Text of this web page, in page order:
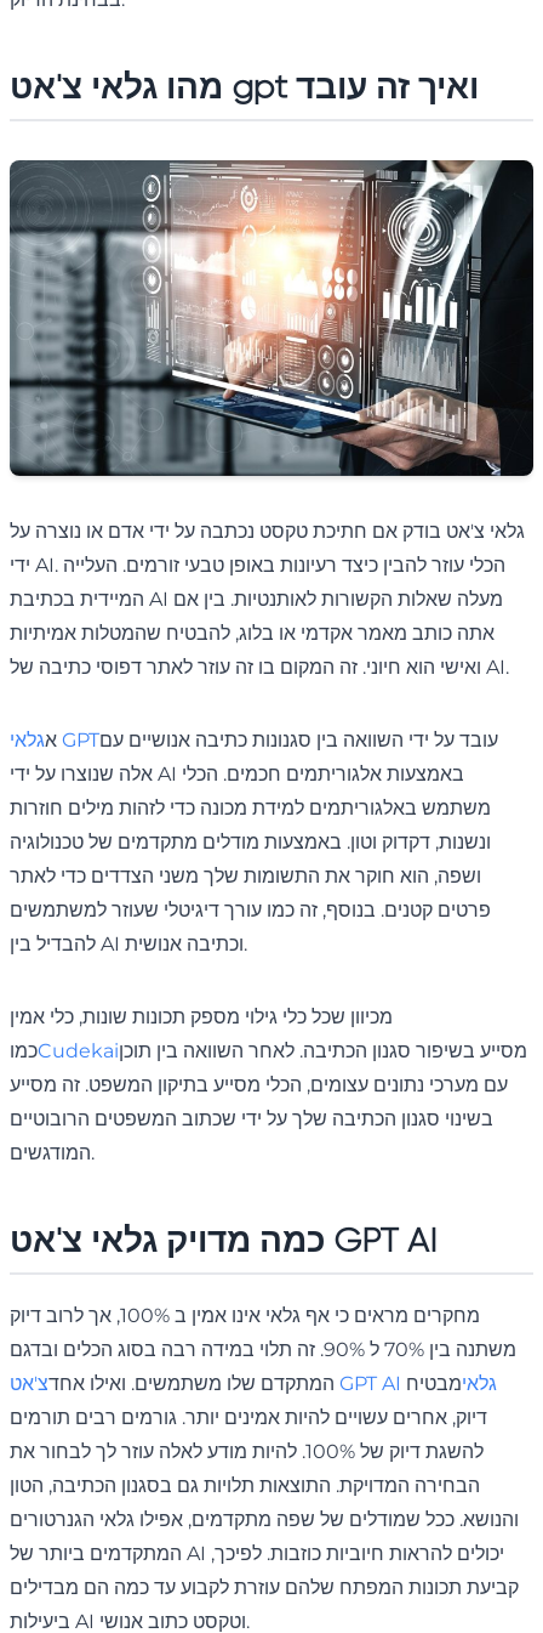
מהו גלאי צ'אט gpt ואיך זה עובד
גלאי צ'אט בודק אם חתיכת טקסט נכתבה על ידי אדם או נוצרה על
ידי AI. הכלי עוזר להבין כיצד רעיונות באופן טבעי זורמים. העלייה
המיידית בכתיבת AI מעלה שאלות הקשורות לאותנטיות. בין אם
אתה כותב מאמר אקדמי או בלוג, להבטיח שהמטלות אמיתיות
ואישי הוא חיוני. זה המקום בו זה עוזר לאתר דפוסי כתיבה של AI.
א גלאי GPTעובד על ידי השוואה בין סגנונות כתיבה אנושיים עם
אלה שנוצרו על ידי AI באמצעות אלגוריתמים חכמים. הכלי
משתמש באלגוריתמים למידת מכונה כדי לזהות מילים חוזרות
ונשנות, דקדוק וטון. באמצעות מודלים מתקדמים של טכנולוגיה
ושפה, הוא חוקר את התשומות שלך משני הצדדים כדי לאתר
פרטים קטנים. בנוסף, זה כמו עורך דיגיטלי שעוזר למשתמשים
להבדיל בין AI וכתיבה אנושית.
מכיוון שכל כלי גילוי מספק תכונות שונות, כלי אמין
כמוCudekaiמסייע בשיפור סגנון הכתיבה. לאחר השוואה בין תוכן
עם מערכי נתונים עצומים, הכלי מסייע בתיקון המשפט. זה מסייע
בשינוי סגנון הכתיבה שלך על ידי שכתוב המשפטים הרובוטיים
המודגשים.
כמה מדויק גלאי צ'אט GPT AI
מחקרים מראים כי אף גלאי אינו אמין ב 100%, אך לרוב דיוק
משתנה בין 70% ל 90%. זה תלוי במידה רבה בסוג הכלים ובדגם
המתקדם שלו משתמשים. ואילו אחד
צ'אט GPT AI גלאימבטיח
דיוק, אחרים עשויים להיות אמינים יותר. גורמים רבים תורמים
להשגת דיוק של 100%. להיות מודע לאלה עוזר לך לבחור את
הבחירה המדויקת. התוצאות תלויות גם בסגנון הכתיבה, הטון
והנושא. ככל שמודלים של שפה מתקדמים, אפילו גלאי הגנרטורים
המתקדמים ביותר של AI יכולים להראות חיוביות כוזבות. לפיכך,
קביעת תכונות המפתח שלהם עוזרת לקבוע עד כמה הם מבדילים
ביעילות AI וטקסט כתוב אנושי.